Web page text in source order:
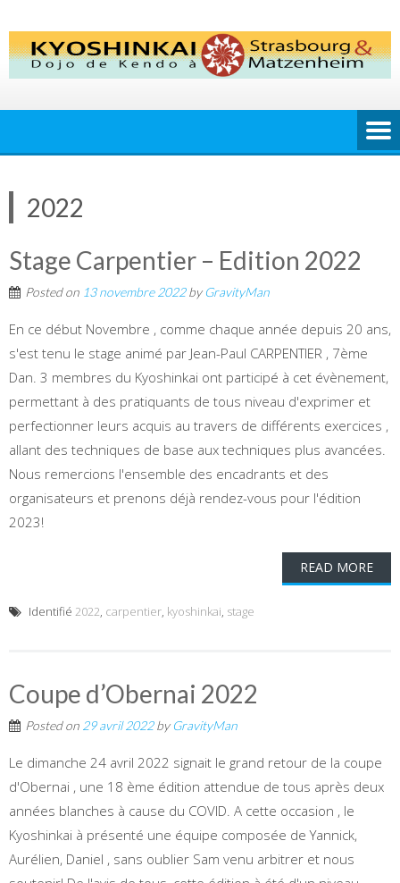
to
content
2022
Stage Carpentier – Edition 2022
Posted on 13 novembre 2022by GravityMan
En ce début Novembre , comme chaque année depuis 20 ans,
s'est tenu le stage animé par Jean-Paul CARPENTIER , 7ème
Dan. 3 membres du Kyoshinkai ont participé à cet évènement,
permettant à des pratiquants de tous niveau d'exprimer et
perfectionner leurs acquis au travers de différents exercices ,
allant des techniques de base aux techniques plus avancées.
Nous remercions l'ensemble des encadrants et des
organisateurs et prenons déjà rendez-vous pour l'édition
2023!
READ MORE
Identifié 2022, carpentier, kyoshinkai, stage
Coupe d’Obernai 2022
Posted on 29 avril 2022by GravityMan
Le dimanche 24 avril 2022 signait le grand retour de la coupe
d'Obernai , une 18 ème édition attendue de tous après deux
années blanches à cause du COVID. A cette occasion , le
Kyoshinkai à présenté une équipe composée de Yannick,
Aurélien, Daniel , sans oublier Sam venu arbitrer et nous